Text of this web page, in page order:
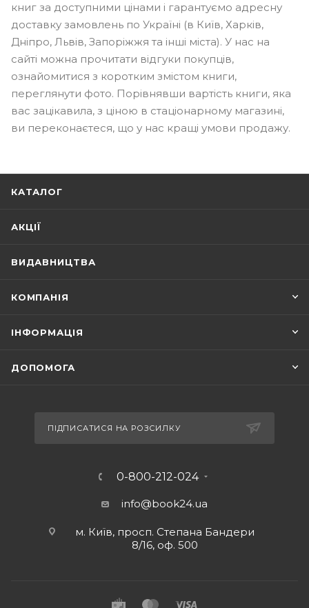
книг за доступними цінами і гарантуємо адресну
доставку замовлень по Україні (в Київ, Харків,
Дніпро, Львів, Запоріжжя та інші міста). У нас на
сайті можна прочитати відгуки покупців,
ознайомитися з коротким змістом книги,
переглянути фото. Порівнявши вартість книги, яка
вас зацікавила, з ціною в стаціонарному магазині,
ви переконаєтеся, що у нас кращі умови продажу.
КАТАЛОГ
АКЦІЇ
ВИДАВНИЦТВА
КОМПАНІЯ
ІНФОРМАЦІЯ
ДОПОМОГА
ПІДПИСАТИСЯ НА РОЗСИЛКУ
0-800-212-024
info@book24.ua
м. Київ, просп. Степана Бандери
8/16, оф. 500